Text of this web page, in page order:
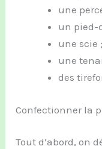
une
un pied-
une scie ;
une
des
Confectionner la
Tout d’abord, on